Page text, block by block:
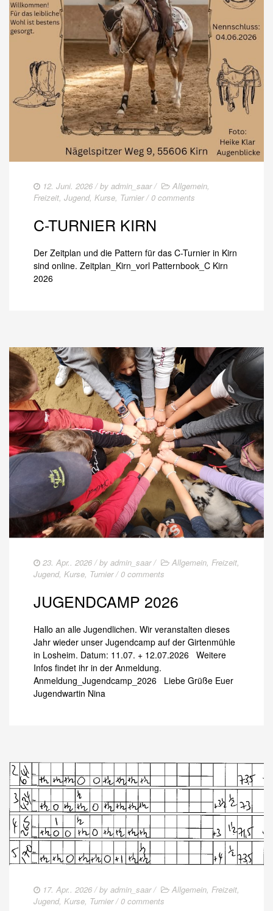
DATENSCHUTZ
SPONSOREN
EWU BUND
LANDESVERBÄNDE
MITGLIED WERDEN
SATZUNG/RECHTSORDNUNG
TURNIERSPORT
TERMINE
RANCH TRAIL CUP 2025
JUNGPFERDEPROGRAMM
TRAINER
TURNIERFACHLEUTE
JUGEND
KIDS CLUB
FREIZEIT
AUSBILDUNG
WESTERN-REITABZEICHEN
AUSBILDUNG TURNIERFACHLEUTE
LOGIN
KONTAKT
IMPRESSUM
12. Juni. 2026 / by admin_saar/ Allgemein,
Freizeit, Jugend, Kurse, Turnier/0 comments
C-TURNIER KIRN
Der Zeitplan und die Pattern für das C-Turnier in Kirn
sind online. Zeitplan_Kirn_vorl Patternbook_C Kirn
2026
23. Apr.. 2026/ by admin_saar/ Allgemein, Freizeit,
Jugend, Kurse, Turnier/0 comments
JUGENDCAMP 2026
Hallo an alle Jugendlichen. Wir veranstalten dieses
Jahr wieder unser Jugendcamp auf der Girtenmühle
in Losheim. Datum: 11.07. + 12.07.2026 Weitere
Infos findet ihr in der Anmeldung.
Anmeldung_Jugendcamp_2026 Liebe Grüße Euer
Jugendwartin Nina
17. Apr.. 2026/ by admin_saar/ Allgemein, Freizeit,
Jugend, Kurse, Turnier/0 comments